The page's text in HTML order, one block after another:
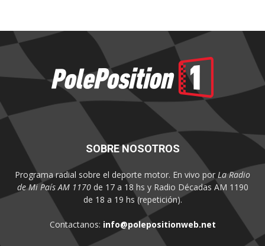
SOBRE NOSOTROS
Programa radial sobre el deporte motor. En vivo por La Radio
de Mi País AM 1170de 17 a 18 hs y Radio Décadas AM 1190
de 18 a 19 hs (repetición).
Contactanos: info@polepositionweb.net